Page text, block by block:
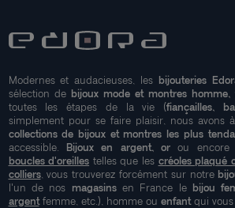
Modernes et audacieuses, les bijouteries
sélection de bijoux mode et montres
toutes les étapes de la vie (fiançailles,
simplement pour se faire plaisir, nous avons
collections de bijoux et montres les plus
accessible. Bijoux en argent, orou encore
boucles d'oreilles telles que les créoles plaqué
colliers, vous trouverez forcément sur notre
l'un de nos magasinsen France le bijou
argentfemme, etc.), homme ou enfantqui vous